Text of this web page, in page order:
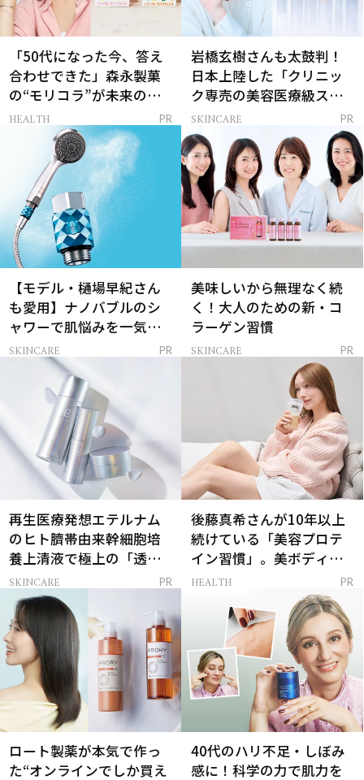
「50代になった今、答え
合わせできた」森永製菓
の“モリコラ”が未来のキ
レイを連れてくる！
HEALTH PR
岩橋玄樹さんも太鼓判！
日本上陸した「クリニッ
ク専売の美容医療級スキ
ンケア」
SKINCARE PR
【モデル・樋場早紀さん
も愛用】ナノバブルのシ
ャワーで肌悩みを一気に
解決
SKINCARE PR
美味しいから無理なく続
く！大人のための新・コ
ラーゲン習慣
SKINCARE PR
再生医療発想エテルナム
のヒト臍帯由来幹細胞培
養上清液で極上の「透明
感ハリ肌」へ
SKINCARE PR
後藤真希さんが10年以上
続けている「美容プロテ
イン習慣」。美ボディを
支える朝ルーティンと
HEALTH PR
ロート製薬が本気で作っ
た“オンラインでしか買え
40代のハリ不足・しぼみ
感に！科学の力で肌力を